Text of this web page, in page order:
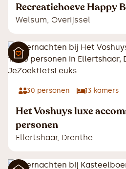
Recreatiehoeve Happy
Welsum, Overijssel
30 personen 13 kamers
Het Voshuys luxe
personen
Ellertshaar, Drenthe